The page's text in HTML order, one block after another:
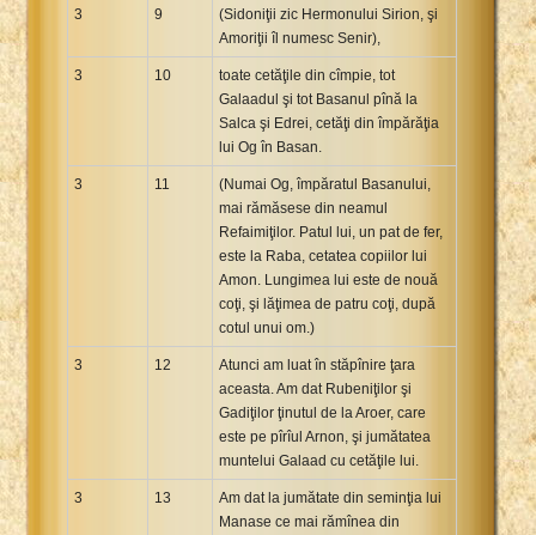
3 9
(Sidoniţii zic Hermonului Sirion, şi
Amoriţii îl numesc Senir),
3 10
toate cetăţile din cîmpie, tot
Galaadul şi tot Basanul pînă la
Salca şi Edrei, cetăţi din împărăţia
lui Og în Basan.
3 11
(Numai Og, împăratul Basanului,
mai rămăsese din neamul
Refaimiţilor. Patul lui, un pat de fer,
este la Raba, cetatea copiilor lui
Amon. Lungimea lui este de nouă
coţi, şi lăţimea de patru coţi, după
cotul unui om.)
3 12
Atunci am luat în stăpînire ţara
aceasta. Am dat Rubeniţilor şi
Gadiţilor ţinutul de la Aroer, care
este pe pîrîul Arnon, şi jumătatea
muntelui Galaad cu cetăţile lui.
3 13
Am dat la jumătate din seminţia lui
Manase ce mai rămînea din